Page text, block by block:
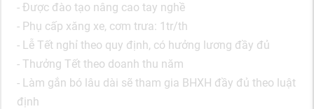
- Được đào tạo nâng cao tay nghề
- Phụ cấp xăng xe, cơm trưa: 1tr/th
- Lễ Tết nghỉ theo quy định, có hưởng lương đầy đủ
- Thưởng Tết theo doanh thu năm
- Làm gắn bó lâu dài sẽ tham gia BHXH đầy đủ theo luật
định